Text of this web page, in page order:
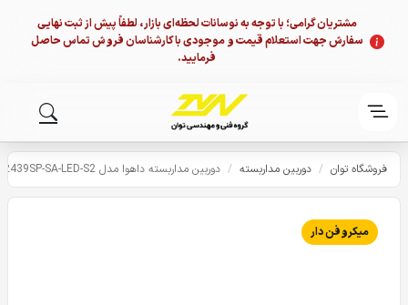
مشتریان گرامی؛ با توجه به نوسانات لحظه‌ای بازار، لطفاً پیش از ثبت نهایی
سفارش جهت استعلام قیمت و موجودی با کارشناسان فروش تماس حاصل
فرمایید.
فروشگاه توان / دوربین مداربسته / دوربین مداربسته داهوا مدل HFW2439SP-SA-LED-S2
میکروفن دار